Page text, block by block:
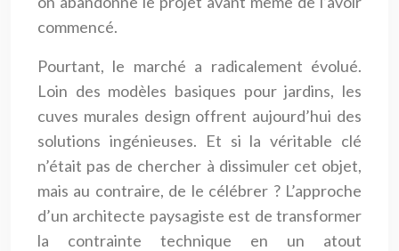
commencé.
Pourtant, le marché a radicalement évolué.
Loin des modèles basiques pour jardins, les
cuves murales design offrent aujourd’hui des
solutions ingénieuses. Et si la véritable clé
n’était pas de chercher à dissimuler cet objet,
mais au contraire, de le célébrer ? L’approche
d’un architecte paysagiste est de transformer
la contrainte technique en un atout